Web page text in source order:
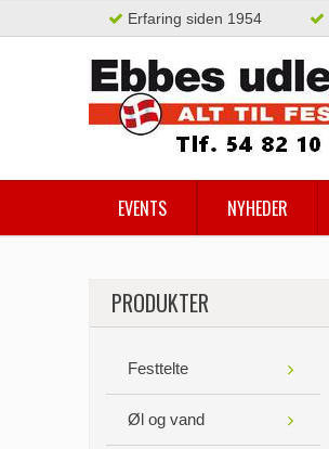
Erfaring siden 1954
EVENTS NYHEDER
PRODUKTER
Festtelte
Øl og vand